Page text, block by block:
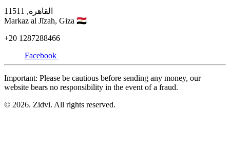
القاهرة, 11511
Markaz al Jīzah, Giza 🇪🇬
+20 1287288466
Facebook
Important: Please be cautious before sending any money, our
website bears no responsibility in the event of a fraud.
© 2026. Zidvi. All rights reserved.